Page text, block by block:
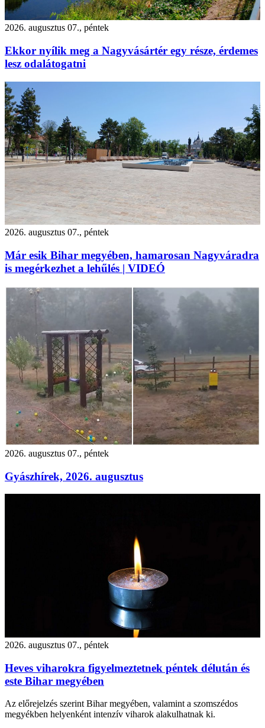
2026. augusztus 07., péntek
Ekkor nyílik meg a Nagyvásártér egy része, érdemes
lesz odalátogatni
2026. augusztus 07., péntek
Már esik Bihar megyében, hamarosan Nagyváradra
is megérkezhet a lehűlés | VIDEÓ
2026. augusztus 07., péntek
Gyászhírek, 2026. augusztus
2026. augusztus 07., péntek
Heves viharokra figyelmeztetnek péntek délután és
este Bihar megyében
Az előrejelzés szerint Bihar megyében, valamint a szomszédos
megyékben helyenként intenzív viharok alakulhatnak ki.